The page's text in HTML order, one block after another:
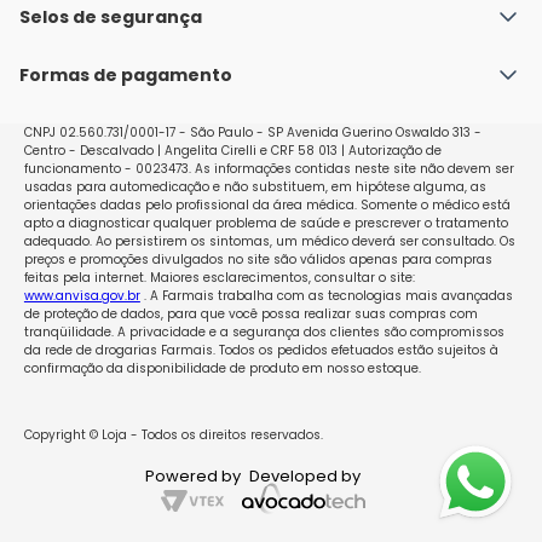
orientação do farmacêutico. Não desaparecendo os
sintomas, procure orientação de seu médico ou do
Nossas lojas
Política de Envio
Políticas de Trocas e Devoluções
Selos de segurança
Formas de pagamento
CNPJ 02.560.731/0001-17 - São Paulo - SP Avenida Guerino Oswaldo 313 -
Centro - Descalvado | Angelita Cirelli e CRF 58 013 | Autorização de
funcionamento - 0023473. As informações contidas neste site não devem ser
usadas para automedicação e não substituem, em hipótese alguma, as
orientações dadas pelo profissional da área médica. Somente o médico está
apto a diagnosticar qualquer problema de saúde e prescrever o tratamento
adequado. Ao persistirem os sintomas, um médico deverá ser consultado. Os
preços e promoções divulgados no site são válidos apenas para compras
feitas pela internet. Maiores esclarecimentos, consultar o site:
www.anvisa.gov.br. A Farmais trabalha com as tecnologias mais avançadas
de proteção de dados, para que você possa realizar suas compras com
tranqüilidade. A privacidade e a segurança dos clientes são compromissos
da rede de drogarias Farmais. Todos os pedidos efetuados estão sujeitos à
confirmação da disponibilidade de produto em nosso estoque.
Copyright © Loja - Todos os direitos reservados.
Powered by Developed by